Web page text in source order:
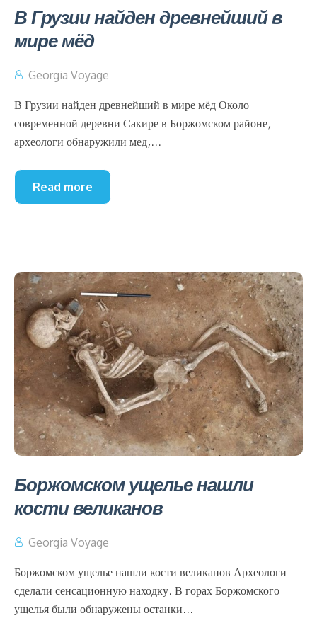
В Грузии найден древнейший в
мире мёд
Georgia Voyage
В Грузии найден древнейший в мире мёд Около
современной деревни Сакире в Боржомском районе,
археологи обнаружили мед,...
Read more
Боржомском ущелье нашли
кости великанов
Georgia Voyage
Боржомском ущелье нашли кости великанов Археологи
сделали сенсационную находку. В горах Боржомского
ущелья были обнаружены останки...